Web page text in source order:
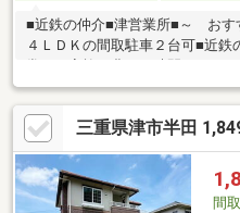
■近鉄の仲介■津営業所■～ お
４ＬＤＫの間取駐車２台可■近鉄
注ぐ4LDKの邸宅は、ゆとりある
を2台並べ、週末は家族でドライ
日々の生活を優雅にサポートし
心のゆとりを生み出す贅沢。大
を紡ぐ特別な住まいです。穏や
でご体感ください。
三重県津市半田
間